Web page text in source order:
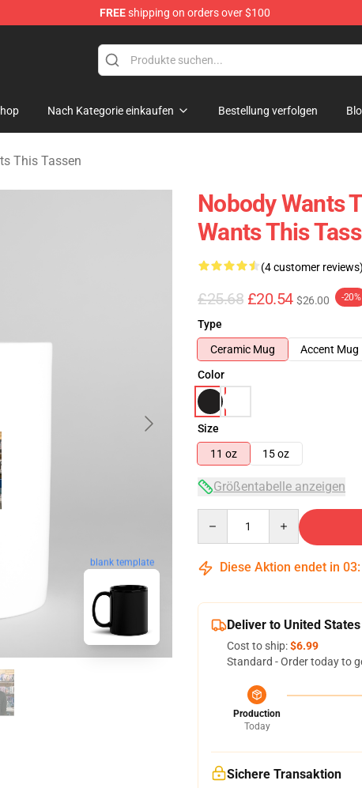
FREEshipping on orders over $100
Nach Kategorie einkaufen Bestellung verfolgen
This Tassen
blank template
Nobody Wants
Wants This
(4 customer reviews)
£25.68 £20.54 $26.00 -20%
Type
Ceramic Mug
Accent Mug
Color
Size
11 oz
15 oz
Größentabelle anzeigen
Diese Aktion endet in 03:
Deliver to United States
Cost to ship:$6.99
Standard - Order today to
Production
Today
Sichere Transaktion